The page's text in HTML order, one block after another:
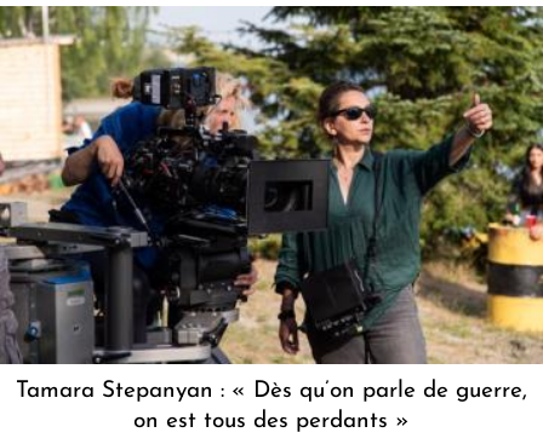
Tamara Stepanyan : « Dès qu’on parle de guerre,
on est tous des perdants »